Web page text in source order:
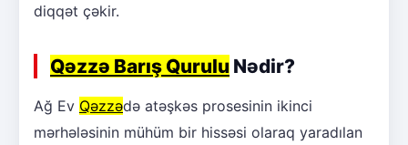
diqqət çəkir.
Qəzzə Barış Qurulu Nədir?
Ağ Ev Qəzzədə atəşkəs prosesinin ikinci
mərhələsinin mühüm bir hissəsi olaraq yaradılan